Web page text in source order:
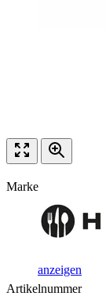
Marke
anzeigen
Artikelnummer